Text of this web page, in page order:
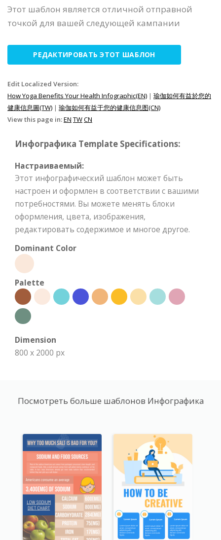
Этот шаблон является отличной отправной
точкой для вашей следующей кампании
РЕДАКТИРОВАТЬ ЭТОТ ШАБЛОН
Edit Localized Version:
How Yoga Benefits Your Health Infographic(EN) | 瑜伽如何有益於您的
健康信息圖(TW) | 瑜伽如何有益于您的健康信息图(CN)
View this page in:EN TWCN
Инфографика Template Specifications:
Настраиваемый:
Этот инфографический шаблон может быть
настроен и оформлен в соответствии с вашими
потребностями. Вы можете менять блоки
оформления, цвета, изображения,
редактировать содержимое и многое другое.
Dominant Color
Palette
Dimension
800 x 2000 px
Посмотреть больше шаблонов Инфографика